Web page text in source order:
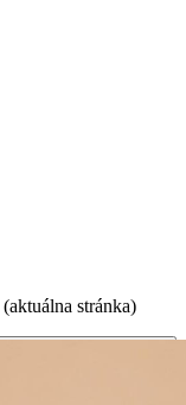
(aktuálna stránka)